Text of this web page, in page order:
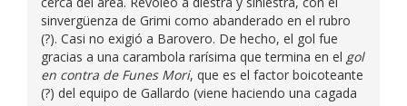
sinvergüenza de Grimi como abanderado en el rubro
(?). Casi no exigió a Barovero. De hecho, el gol fue
gracias a una carambola rarísima que termina en el gol
en contra de Funes Mori, que es el factor boicoteante
(?) del equipo de Gallardo (viene haciendo una cagada